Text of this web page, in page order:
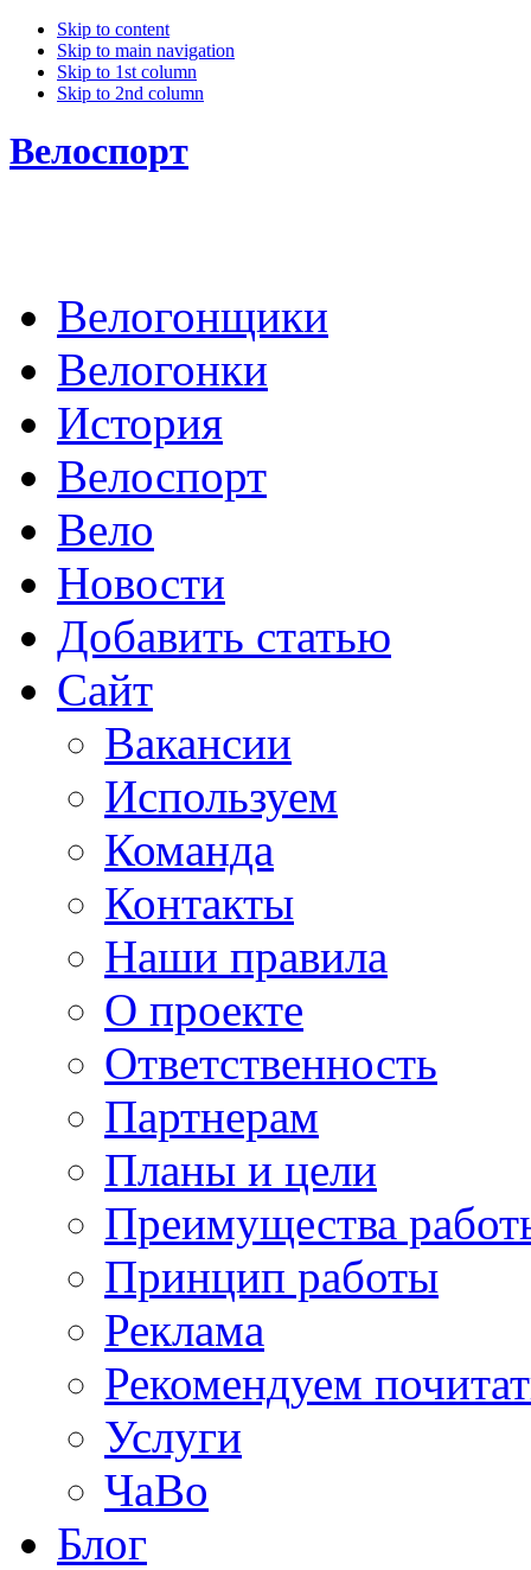
Skip to content
Skip to main navigation
Skip to 1st column
Skip to 2nd column
Велоспорт
Велогонщики
Велогонки
История
Велоспорт
Вело
Новости
Добавить статью
Сайт
Вакансии
Используем
Команда
Контакты
Наши правила
О проекте
Ответственность
Партнерам
Планы и цели
Преимущества
Принцип работы
Реклама
Рекомендуем
Услуги
ЧаВо
Блог